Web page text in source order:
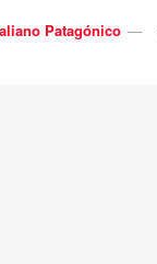
Patagónico